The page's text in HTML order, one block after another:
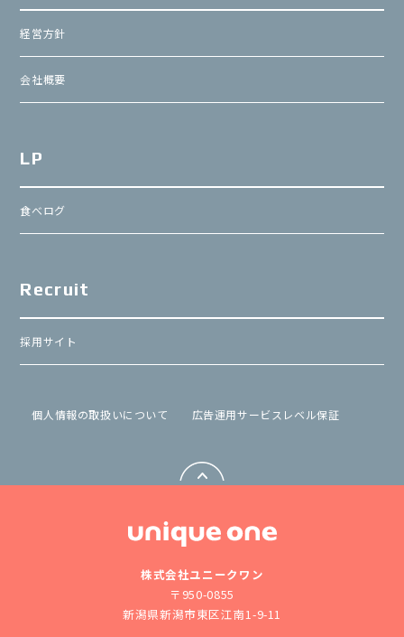
経営方針
会社概要
LP
食べログ
Recruit
採用サイト
個⼈情報の取扱いについて 広告運用サービスレベル保証
株式会社ユニークワン
〒950-0855
新潟県新潟市東区江南1-9-11